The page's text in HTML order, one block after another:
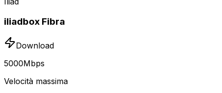
iliadbox Fibra
Download
5000Mbps
Velocità massima